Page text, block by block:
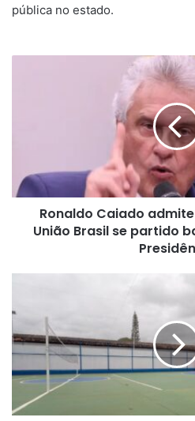
pública no estado.
União
Brasil
partido
Ronaldo Caiado
União Brasil se partido
Santo
Antônio
de
inaugurou
Quadra
Poliesportiva